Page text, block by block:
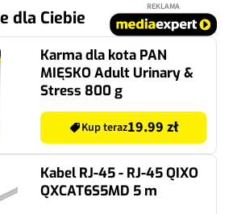
dla Ciebie
REKLAMA
Karma dla kota PAN
MIĘSKO Adult Urinary &
Stress 800 g
Kup teraz19.99 zł
Kabel RJ-45 - RJ-45 QIXO
QXCAT6S5MD 5 m